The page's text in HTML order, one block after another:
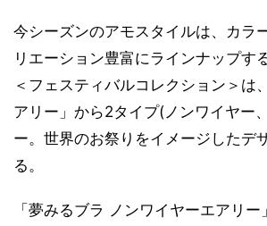
今シーズンのアモスタイルは、カラ
リエーション豊富にラインナップす
＜フェスティバルコレクション＞は
アリー」から2タイプ(ノンワイヤー
ー。世界のお祭りをイメージしたデ
る。
「夢みるブラ ノンワイヤーエアリ